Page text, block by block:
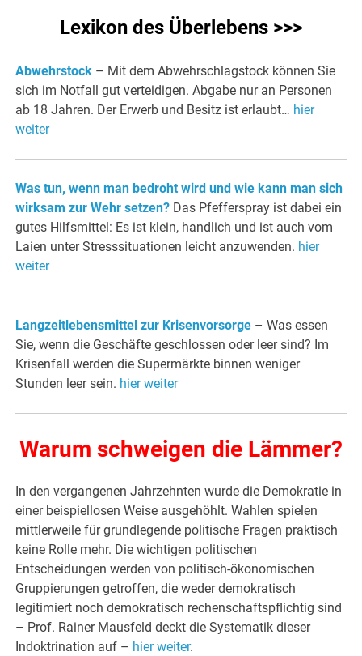
Lexikon des Überlebens >>>
Abwehrstock – Mit dem Abwehrschlagstock können Sie
sich im Notfall gut verteidigen. Abgabe nur an Personen
ab 18 Jahren. Der Erwerb und Besitz ist erlaubt… hier
weiter
Was tun, wenn man bedroht wird und wie kann man sich
wirksam zur Wehr setzen? Das Pfefferspray ist dabei ein
gutes Hilfsmittel: Es ist klein, handlich und ist auch vom
Laien unter Stresssituationen leicht anzuwenden. hier
weiter
Langzeitlebensmittel zur Krisenvorsorge – Was essen
Sie, wenn die Geschäfte geschlossen oder leer sind? Im
Krisenfall werden die Supermärkte binnen weniger
Stunden leer sein. hier weiter
Warum schweigen die Lämmer?
In den vergangenen Jahrzehnten wurde die Demokratie in
einer beispiellosen Weise ausgehöhlt. Wahlen spielen
mittlerweile für grundlegende politische Fragen praktisch
keine Rolle mehr. Die wichtigen politischen
Entscheidungen werden von politisch-ökonomischen
Gruppierungen getroffen, die weder demokratisch
legitimiert noch demokratisch rechenschaftspflichtig sind
– Prof. Rainer Mausfeld deckt die Systematik dieser
Indoktrination auf – hier weiter.